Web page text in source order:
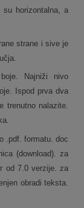
horizontalna, a
strane i sive je
Najniži nivo
Ispod prva dva
trenutno nalazite.
.pdf. formatu. doc
(download). za
od 7.0 verzije. za
obradi teksta.